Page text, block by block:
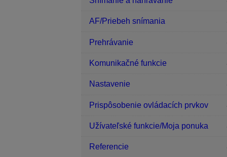
AF/Priebeh snímania
Prehrávanie
Komunikačné funkcie
Nastavenie
Prispôsobenie ovládacích prvkov
Užívateľské funkcie/Moja ponuka
Referencie